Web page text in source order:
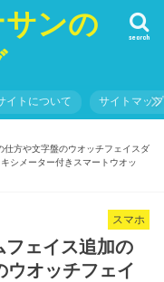
ンの
search
イトについて サイトマップ
方や文字盤のウオッチフェイスダ
シメーター付きスマートウオッ
スマホ
ェイス追加の
ウオッチフェイ